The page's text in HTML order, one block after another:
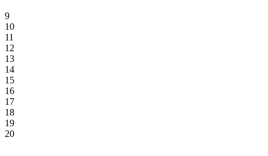
9
10
11
12
13
14
15
16
17
18
19
20